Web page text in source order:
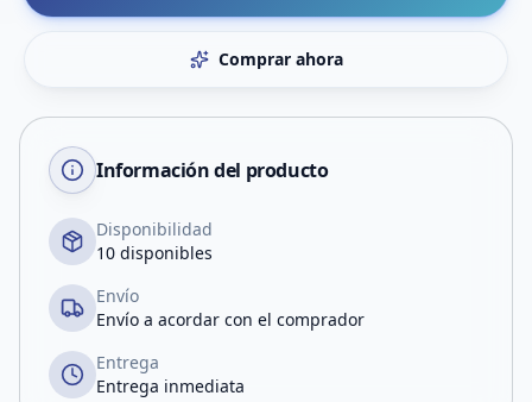
Comprar ahora
Información del producto
Disponibilidad
10 disponibles
Envío
Envío a acordar con el comprador
Entrega
Entrega inmediata